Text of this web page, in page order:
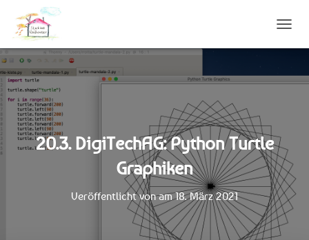
A
I
G
N
M
S
C
H
20.3. DigiTechAG: Python Turtle
Graphiken
Veröffentlicht vonam18. März 2021